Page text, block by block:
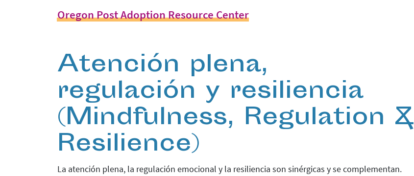
Oregon Post Adoption Resource Center
Atención plena,
regulación y resiliencia
(Mindfulness, Regulation &
Resilience)
La atención plena, la regulación emocional y la resiliencia son sinérgicas y se complementan.